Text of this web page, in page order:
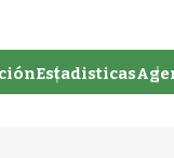
Estadisticas